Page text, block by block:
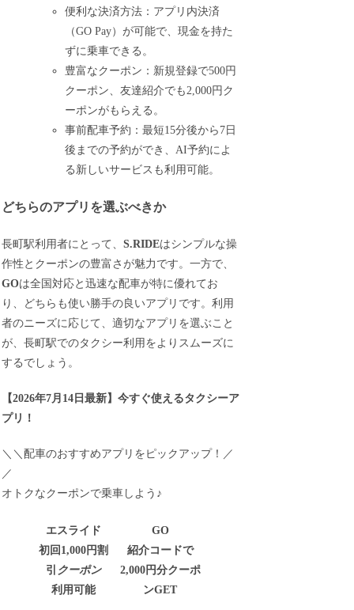
便利な決済方法：アプリ内決済
（GO Pay）が可能で、現金を持た
ずに乗車できる。
豊富なクーポン：新規登録で500円
クーポン、友達紹介でも2,000円ク
ーポンがもらえる。
事前配車予約：最短15分後から7日
後までの予約ができ、AI予約によ
る新しいサービスも利用可能。
どちらのアプリを選ぶべきか
長町駅利用者にとって、S.RIDEはシンプルな操
作性とクーポンの豊富さが魅力です。一方で、
GOは全国対応と迅速な配車が特に優れてお
り、どちらも使い勝手の良いアプリです。利用
者のニーズに応じて、適切なアプリを選ぶこと
が、長町駅でのタクシー利用をよりスムーズに
するでしょう。
【2026年7月14日最新】今すぐ使えるタクシーア
プリ！
＼＼配車のおすすめアプリをピックアップ！／
／
オトクなクーポンで乗車しよう♪
エスライド
初回1,000円割
引 クーポン
利用可能
GO
紹介コードで
2,000円分クーポ
ンGET